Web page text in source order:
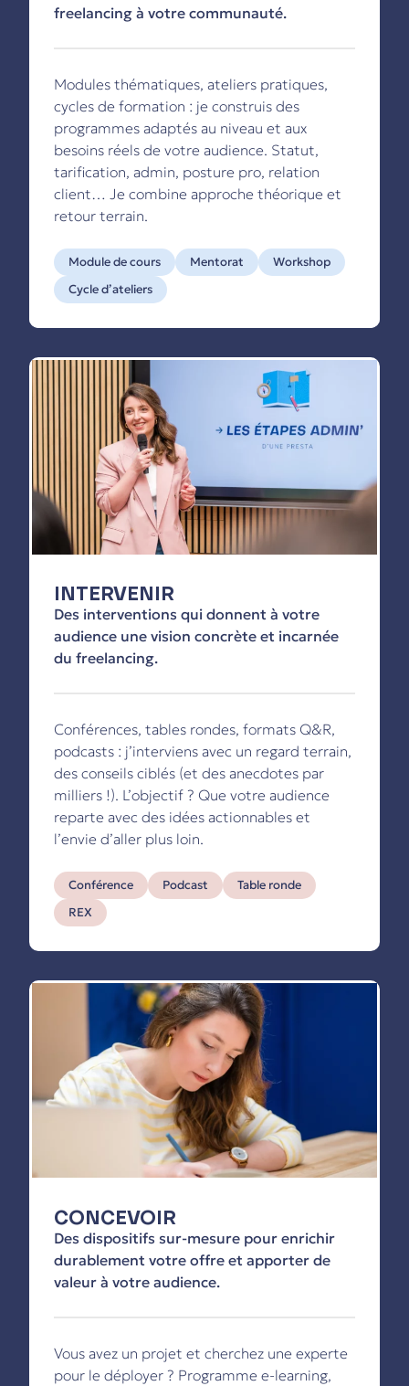
freelancing à votre communauté.
Modules thématiques, ateliers pratiques,
cycles de formation : je construis des
programmes adaptés au niveau et aux
besoins réels de votre audience. Statut,
tarification, admin, posture pro, relation
client… Je combine approche théorique et
retour terrain.
Module de cours Mentorat
Workshop
Cycle d’ateliers
INTERVENIR
Des interventions qui donnent à votre
audience une vision concrète et incarnée
du freelancing.
Conférences, tables rondes, formats Q&R,
podcasts : j’interviens avec un regard terrain,
des conseils ciblés (et des anecdotes par
milliers !). L’objectif ? Que votre audience
reparte avec des idées actionnables et
l’envie d’aller plus loin.
Conférence Podcast
Table ronde
REX
CONCEVOIR
Des dispositifs sur-mesure pour enrichir
durablement votre offre et apporter de
valeur à votre audience.
Vous avez un projet et cherchez une experte
pour le déployer ? Programme e-learning,